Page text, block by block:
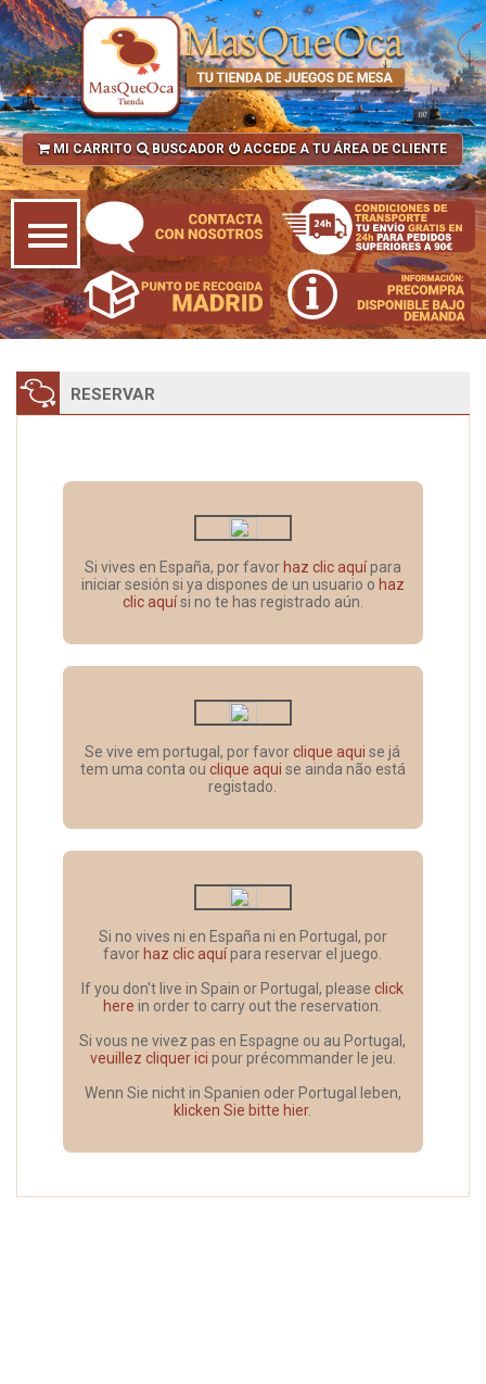
MI CARRITO BUSCADOR ACCEDE A TU ÁREA DE CLIENTE
RESERVAR
Si vives en España, por favor haz clic aquípara
iniciar sesión si ya dispones de un usuario o haz
clic aquísi no te has registrado aún.
Se vive em portugal, por favorclique aqui se já
tem uma conta ou clique aqui se ainda não está
registado.
Si no vives ni en España ni en Portugal, por
favor haz clic aquípara reservar el juego.
If you don't live in Spain or Portugal, pleaseclick
here in order to carry out the reservation.
Si vous ne vivez pas en Espagne ou au Portugal,
veuillez cliquer ici pour précommander le jeu.
Wenn Sie nicht in Spanien oder Portugal leben,
klicken Sie bitte hier.